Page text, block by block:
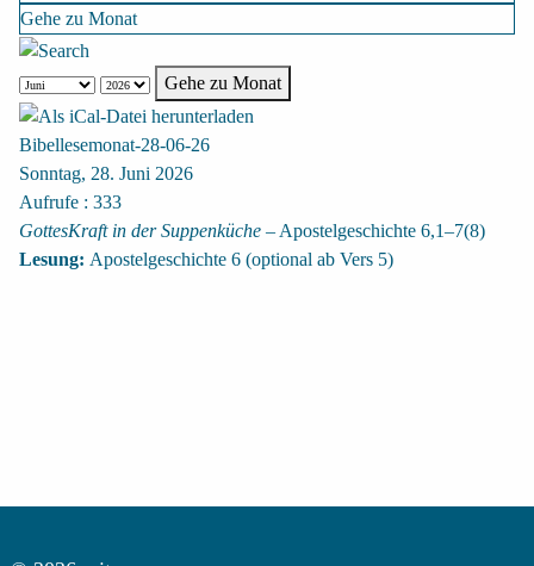
Gehe zu Monat
Gehe zu Monat
Bibellesemonat-28-06-26
Sonntag, 28. Juni 2026
Aufrufe : 333
GottesKraft in der Suppenküche – Apostelgeschichte 6,1–7(8)
Lesung: Apostelgeschichte 6 (optional ab Vers 5)